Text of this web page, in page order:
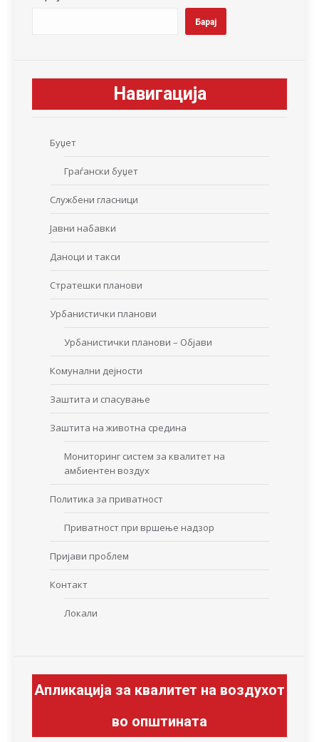
Барај
Навигација
Буџет
Граѓански буџет
Службени гласници
Јавни набавки
Даноци и такси
Стратешки планови
Урбанистички планови
Урбанистички планови – Објави
Комунални дејности
Заштита и спасување
Заштита на животна средина
Мониторинг систем за квалитет на
амбиентен воздух
Политика за приватност
Приватност при вршење надзор
Пријави проблем
Контакт
Локали
Апликација за квалитет на воздухот
во општината